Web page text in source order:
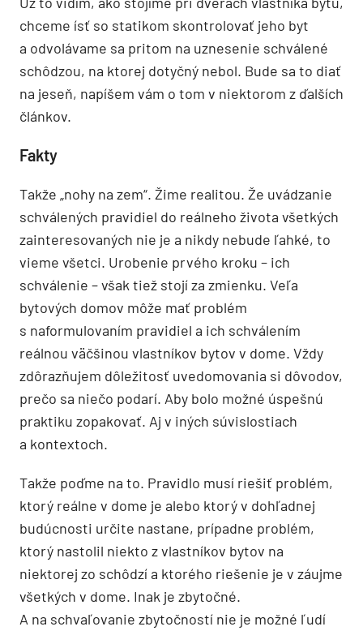
chceme ísť so statikom skontrolovať jeho byt
a odvolávame sa pritom na uznesenie schválené
schôdzou, na ktorej dotyčný nebol. Bude sa to diať
na jeseň, napíšem vám o tom v niektorom z ďalších
článkov.
Fakty
Takže „nohy na zem“. Žime realitou. Že uvádzanie
schválených pravidiel do reálneho života všetkých
zainteresovaných nie je a nikdy nebude ľahké, to
vieme všetci. Urobenie prvého kroku – ich
schválenie – však tiež stojí za zmienku. Veľa
bytových domov môže mať problém
s naformulovaním pravidiel a ich schválením
reálnou väčšinou vlastníkov bytov v dome. Vždy
zdôrazňujem dôležitosť uvedomovania si dôvodov,
prečo sa niečo podarí. Aby bolo možné úspešnú
praktiku zopakovať. Aj v iných súvislostiach
a kontextoch.
Takže poďme na to. Pravidlo musí riešiť problém,
ktorý reálne v dome je alebo ktorý v dohľadnej
budúcnosti určite nastane, prípadne problém,
ktorý nastolil niekto z vlastníkov bytov na
niektorej zo schôdzí a ktorého riešenie je v záujme
všetkých v dome. Inak je zbytočné.
A na schvaľovanie zbytočností nie je možné ľudí